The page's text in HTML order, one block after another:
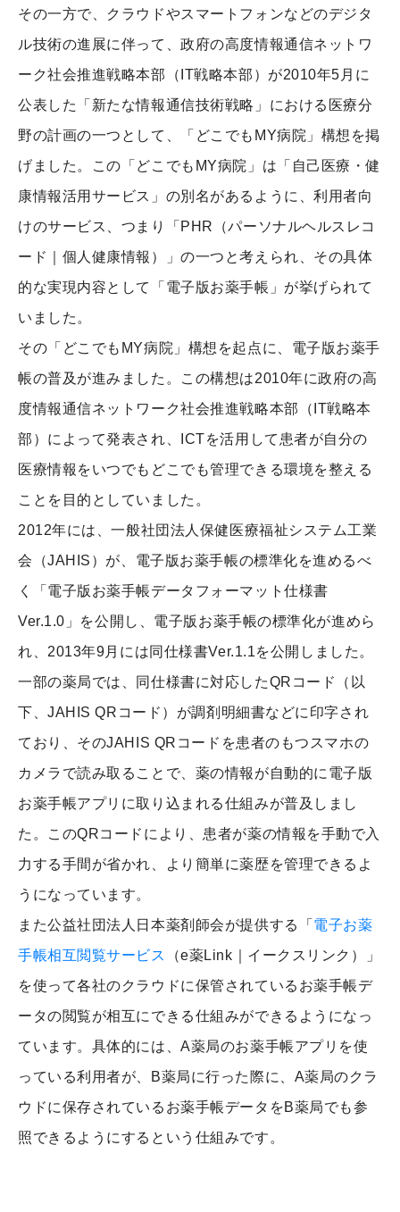
その一方で、クラウドやスマートフォンなどのデジタ
ル技術の進展に伴って、政府の高度情報通信ネットワ
ーク社会推進戦略本部（IT戦略本部）が2010年5月に
公表した「新たな情報通信技術戦略」における医療分
野の計画の一つとして、「どこでもMY病院」構想を掲
げました。この「どこでもMY病院」は「自己医療・健
康情報活用サービス」の別名があるように、利用者向
けのサービス、つまり「PHR（パーソナルヘルスレコ
ード｜個人健康情報）」の一つと考えられ、その具体
的な実現内容として「電子版お薬手帳」が挙げられて
いました。
その「どこでもMY病院」構想を起点に、電子版お薬手
帳の普及が進みました。この構想は2010年に政府の高
度情報通信ネットワーク社会推進戦略本部（IT戦略本
部）によって発表され、ICTを活用して患者が自分の
医療情報をいつでもどこでも管理できる環境を整える
ことを目的としていました。
2012年には、一般社団法人保健医療福祉システム工業
会（JAHIS）が、電子版お薬手帳の標準化を進めるべ
く「電子版お薬手帳データフォーマット仕様書
Ver.1.0」を公開し、電子版お薬手帳の標準化が進めら
れ、2013年9月には同仕様書Ver.1.1を公開しました。
一部の薬局では、同仕様書に対応したQRコード（以
下、JAHIS QRコード）が調剤明細書などに印字され
ており、そのJAHIS QRコードを患者のもつスマホの
カメラで読み取ることで、薬の情報が自動的に電子版
お薬手帳アプリに取り込まれる仕組みが普及しまし
た。このQRコードにより、患者が薬の情報を手動で入
力する手間が省かれ、より簡単に薬歴を管理できるよ
うになっています。
また公益社団法人日本薬剤師会が提供する「 電子お薬
手帳相互閲覧サービス
（e薬Link｜イークスリンク）」
を使って各社のクラウドに保管されているお薬手帳デ
ータの閲覧が相互にできる仕組みができるようになっ
ています。具体的には、A薬局のお薬手帳アプリを使
っている利用者が、B薬局に行った際に、A薬局のクラ
ウドに保存されているお薬手帳データをB薬局でも参
照できるようにするという仕組みです。